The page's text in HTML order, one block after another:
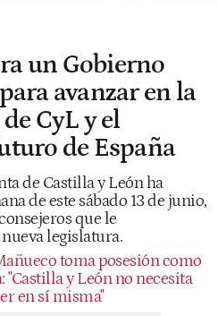
un Gobierno
avanzar en la
CyL y el
de España
de Castilla y León ha
de este sábado 13 de junio,
que le
legislatura.
toma posesión como
"Castilla y León no necesita
en sí misma"